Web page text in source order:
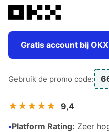
Gratis account bij
Gebruik de promo code:
★★★★★ 9,4
•Platform Rating: Zeer